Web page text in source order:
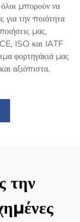
όλοι μπορούν να
για την ποιότητα
μας,
ISO και IATF
φορτηγάκιά μας
αξιόπιστα.
την